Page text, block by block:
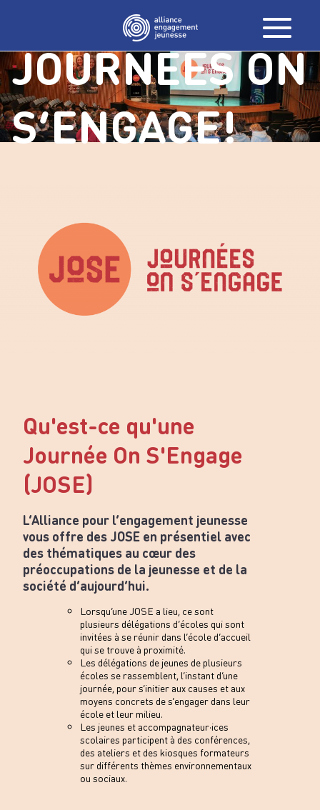
JOURNÉES ON
S’ENGAGE!
Qu'est-ce qu'une
Journée On S'Engage
(JOSE)
L’Alliance pour l’engagement jeunesse
vous offre des JOSE en présentiel avec
des thématiques au cœur des
préoccupations de la jeunesse et de la
société d’aujourd’hui.
Lorsqu’une JOSE a lieu, ce sont
plusieurs délégations d’écoles qui sont
invitées à se réunir dans l’école d’accueil
qui se trouve à proximité.
Les délégations de jeunes de plusieurs
écoles se rassemblent, l’instant d’une
journée, pour s’initier aux causes et aux
moyens concrets de s’engager dans leur
école et leur milieu.
Les jeunes et accompagnateur·ices
scolaires participent à des conférences,
des ateliers et des kiosques formateurs
sur différents thèmes environnementaux
ou sociaux.